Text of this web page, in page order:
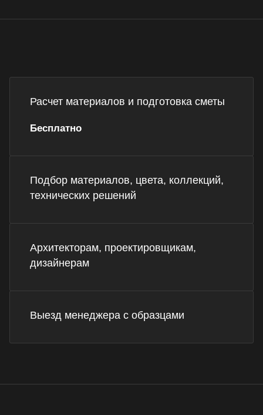
Расчет материалов и подготовка сметы
Бесплатно
Подбор материалов, цвета, коллекций,
технических решений
Архитекторам, проектировщикам,
дизайнерам
Выезд менеджера с образцами